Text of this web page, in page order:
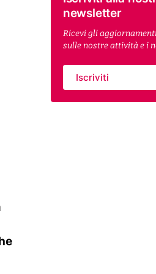
newsletter
Ricevi gli
sulle nostre attività e i
Iscriviti